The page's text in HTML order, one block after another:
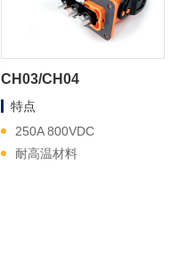
CH03/CH04
特点
250A 800VDC
耐高温材料